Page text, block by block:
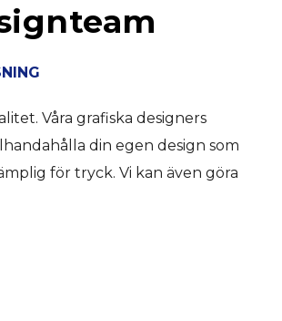
Våra grafiska designers
din egen design som
för tryck. Vi kan även göra